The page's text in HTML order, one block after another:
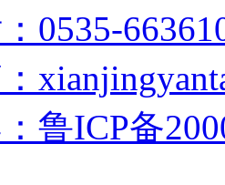
0535-
鲁ICP备